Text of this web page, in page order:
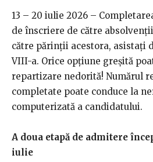
13 – 20 iulie 2026 –
de înscriere de către
către părinții acestora, asistați
VIII-a. Orice opțiune greșită
repartizare nedorită! Numărul
completate poate conduce la
computerizată a candidatului.
A doua etapă de admitere
iulie